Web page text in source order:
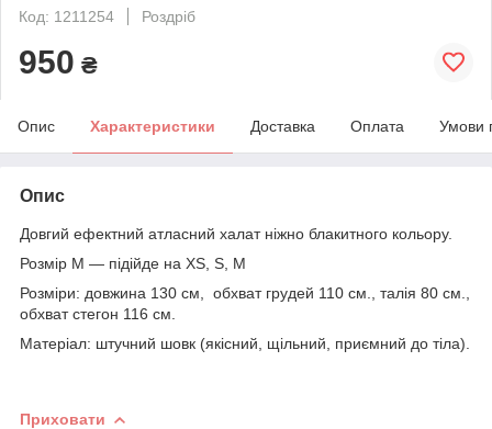
Код: 1211254
Роздріб
950 ₴
Опис Характеристики Доставка Оплата Умови
Опис
Довгий ефектний атласний халат ніжно блакитного кольору.
Розмір М — підійде на XS, S, M
Розміри: довжина 130 см, обхват грудей 110 см., талія 80 см.,
обхват стегон 116 см.
Матеріал: штучний шовк (якісний, щільний, приємний до тіла).
Приховати